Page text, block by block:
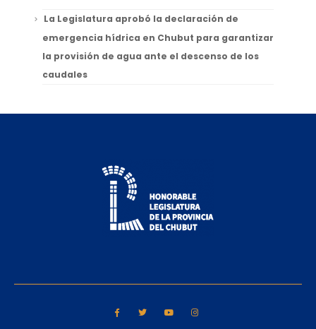
La Legislatura aprobó la declaración de
emergencia hídrica en Chubut para garantizar
la provisión de agua ante el descenso de los
caudales